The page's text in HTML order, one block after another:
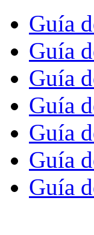
Guía
Guía
Guía
Guía
Guía
Guía
Guía